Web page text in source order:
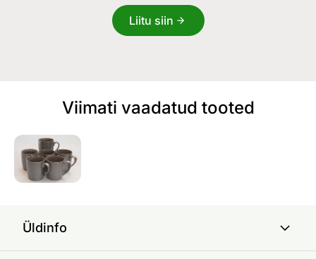
Liitu siin
Viimati vaadatud tooted
Üldinfo